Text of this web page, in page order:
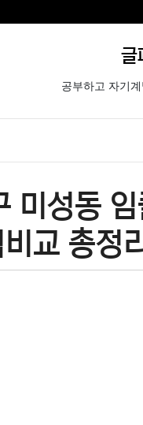
글
공부하고 자기
미성동
교 총정리